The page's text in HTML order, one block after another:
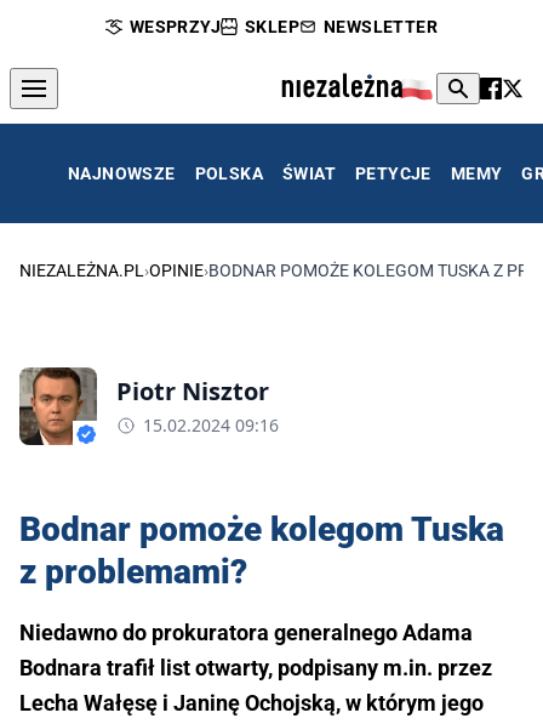
WESPRZYJ SKLEP NEWSLETTER
NAJNOWSZE POLSKA ŚWIAT PETYCJE MEMY
NIEZALEŻNA.PL ›OPINIE›BODNAR POMOŻE KOLEGOM TUSKA Z
Piotr Nisztor
15.02.2024 09:16
Bodnar pomoże kolegom Tuska
z problemami?
Niedawno do prokuratora generalnego Adama
Bodnara trafił list otwarty, podpisany m.in. przez
Lecha Wałęsę i Janinę Ochojską, w którym jego